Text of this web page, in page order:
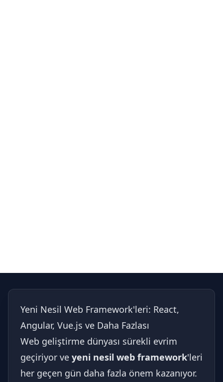
Yeni Nesil Web Framework'leri: React,
Angular, Vue.js ve Daha Fazlası
Web geliştirme dünyası sürekli evrim
geçiriyor ve yeni nesil web framework'leri
her geçen gün daha fazla önem kazanıyor.